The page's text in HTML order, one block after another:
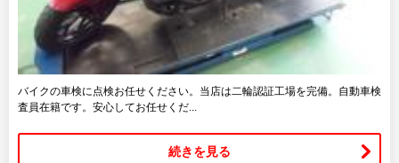
バイクの車検に点検お任せください。当店は二輪認証工場を完備。自動車検
査員在籍です。安心してお任せくだ...
続きを見る